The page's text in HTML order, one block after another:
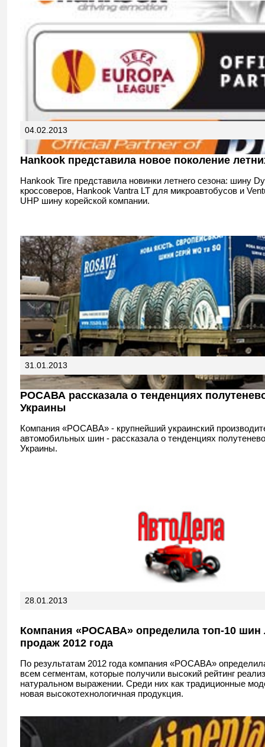
04.02.2013
Hankook представила новое поколение
Hankook Tire представила новинки летнего сезона: шину
кроссоверов, Hankook Vantra LT для микроавтобусов и
UHP шину корейской компании.
31.01.2013
РОСАВА рассказала о тенденциях
Украины
Компания «РОСАВА» - крупнейший украинский
автомобильных шин - рассказала о тенденциях
Украины.
28.01.2013
Компания «РОСАВА» определила топ-10 шин
продаж 2012 года
По результатам 2012 года компания «РОСАВА»
всем сегментам, которые получили высокий рейтинг
натуральном выражении. Среди них как традиционные
новая высокотехнологичная продукция.